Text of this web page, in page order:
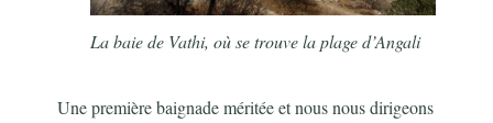
La baie de Vathi, où se trouve la plage d’Angali
Une première baignade méritée et nous nous dirigeons